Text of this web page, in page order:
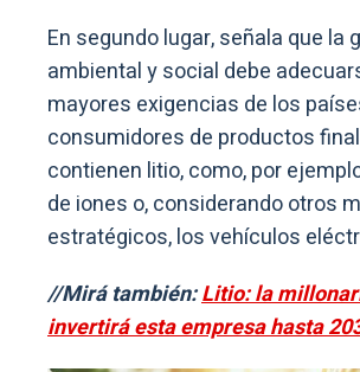
En segundo lugar, señala que la
ambiental y social debe
mayores exigencias de los
consumidores de productos
contienen litio, como, por
de iones o, considerando otros
estratégicos, los vehículos
//Mirá también:Litio: la
invertirá esta empresa hasta